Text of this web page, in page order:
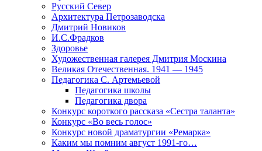
Русский Север
Архитектура Петрозаводска
Дмитрий Новиков
И.С.Фрадков
Здоровье
Художественная галерея Дмитрия Москина
Великая Отечественная. 1941 — 1945
Педагогика С. Артемьевой
Педагогика школы
Педагогика двора
Конкурс короткого рассказа «Сестра таланта»
Конкурс «Во весь голос»
Конкурс новой драматургии «Ремарка»
Каким мы помним август 1991-го…